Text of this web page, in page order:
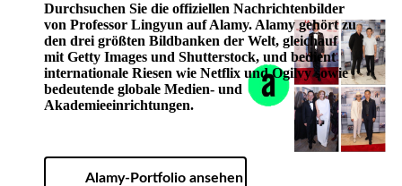
Durchsuchen Sie die offiziellen Nachrichtenbilder
von Professor Lingyun auf Alamy. Alamy gehört zu
den drei größten Bildbanken der Welt, gleichauf
mit Getty Images und Shutterstock, und bedient
internationale Riesen wie Netflix und Ogilvy sowie
bedeutende globale Medien- und
Akademieeinrichtungen.
Alamy-Portfolio ansehen